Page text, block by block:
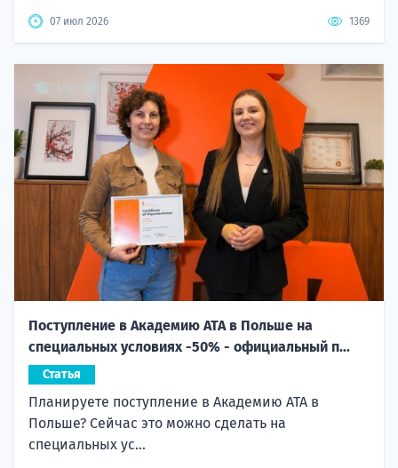
07 июл 2026 1369
Поступление в Академию ATA в Польше на
специальных условиях -50% - официальный п...
Статья
Планируете поступление в Академию ATA в
Польше? Сейчас это можно сделать на
специальных ус...